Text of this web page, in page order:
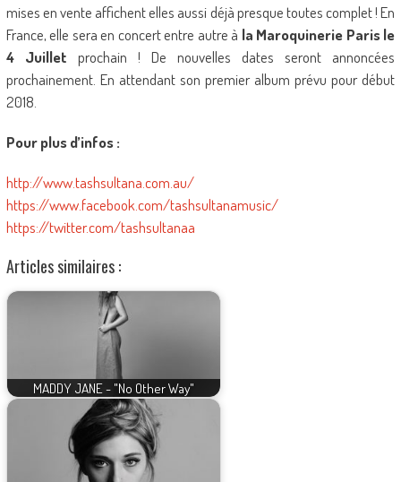
mises en vente affichent elles aussi déjà presque toutes complet ! En
France, elle sera en concert entre autre à la Maroquinerie Paris le
4 Juillet prochain ! De nouvelles dates seront annoncées
prochainement. En attendant son premier album prévu pour début
2018.
Pour plus d’infos :
http://www.tashsultana.com.au/
https://www.facebook.com/tashsultanamusic/
https://twitter.com/tashsultanaa
Articles similaires :
MADDY JANE - "No Other Way"